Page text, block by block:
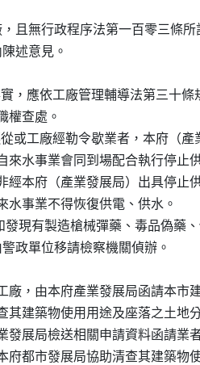
工廠，且無行政程序法第一百零三條
陳述意見。
規事實，應依工廠管理輔導法第三十
職權查處。
不遵從或工廠經勒令歇業者，本府（
業及自來水事業會同到場配合執行停
，非經本府（產業發展局）出具停
自來水事業不得恢復供電、供水。
，如發現有製造槍械彈藥、毒品偽
由警政單位移請檢察機關偵辦。
記工廠，由本府產業發展局函請本
清查其建築物使用用途及座落之土
產業發展局檢送相關申請資料函請
及本府都市發展局協助清查其建築